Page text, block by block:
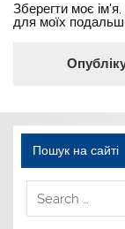
Зберегти моє
для моїх
Пошук на сайті